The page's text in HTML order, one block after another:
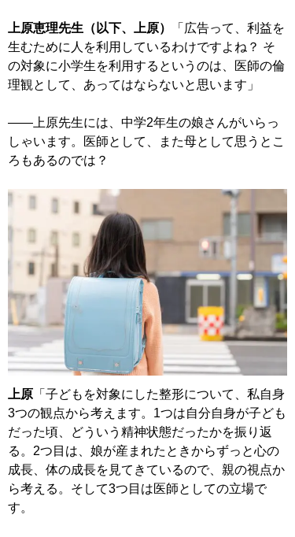
上原恵理先生（以下、上原）
「広告って、利益を
生むために人を利用しているわけですよね？ そ
の対象に小学生を利用するというのは、医師の倫
理観として、あってはならないと思います」
――上原先生には、中学2年生の娘さんがいらっ
しゃいます。医師として、また母として思うとこ
ろもあるのでは？
上原 「子どもを対象にした整形について、私自身
3つの観点から考えます。1つは自分自身が子ども
だった頃、どういう精神状態だったかを振り返
る。2つ目は、娘が産まれたときからずっと心の
成長、体の成長を見てきているので、親の視点か
ら考える。そして3つ目は医師としての立場で
す。